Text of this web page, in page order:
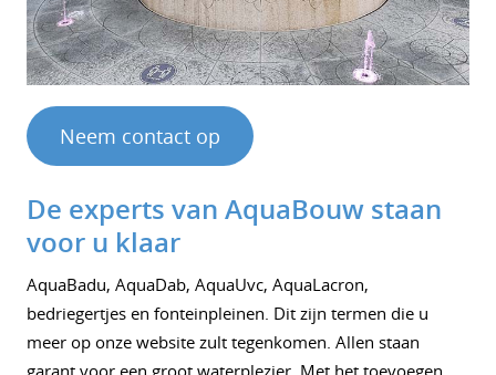
Neem contact op
De experts van AquaBouw staan
voor u klaar
AquaBadu, AquaDab, AquaUvc, AquaLacron,
bedriegertjes en fonteinpleinen. Dit zijn termen die u
meer op onze website zult tegenkomen. Allen staan